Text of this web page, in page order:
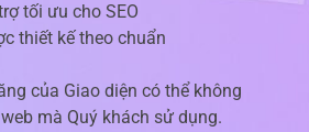
tối ưu cho SEO
thiết kế theo chuẩn
của Giao diện có thể không
mà Quý khách sử dụng.